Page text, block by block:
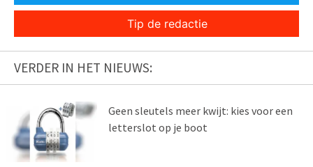
Tip de redactie
VERDER IN HET NIEUWS:
Geen sleutels meer kwijt: kies voor een
letterslot op je boot